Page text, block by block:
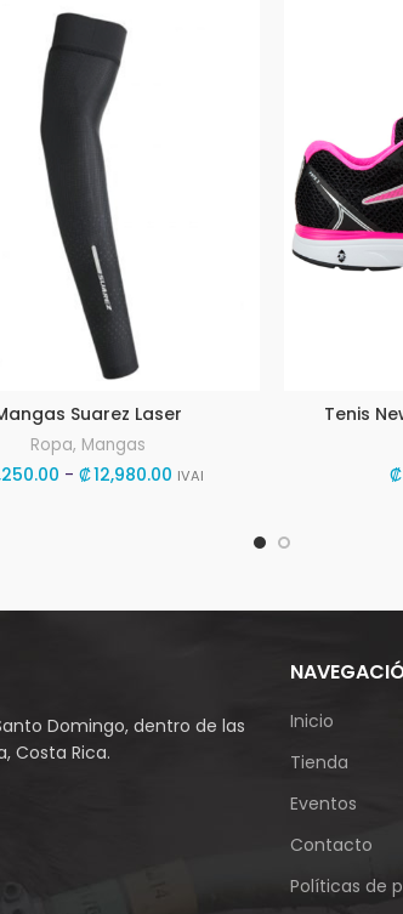
Suarez Laser
Ropa, Mangas
- ₡12,980.00 Rango
IVAI
Tenis
₡
Domingo, dentro de las
Costa Rica.
Inicio
Tienda
Eventos
Contacto
Políticas de